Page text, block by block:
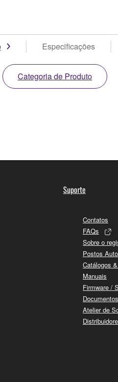
Especificações
Categoria de Produto
Suporte
Contatos
FAQs
Sobre o
Postos
Catálogos
Manuais
Firmware /
Documentos
Atelier de